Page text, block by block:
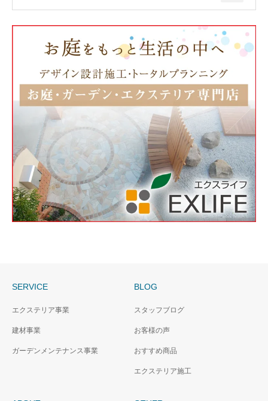
SERVICE
エクステリア事業
建材事業
ガーデンメンテナンス事業
BLOG
スタッフブログ
お客様の声
おすすめ商品
エクステリア施工